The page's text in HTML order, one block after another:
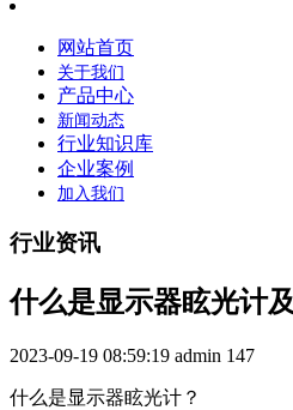
网站首页
关于我们
产品中心
新闻动态
行业知识库
企业案例
加入我们
行业资讯
什么是显示器眩光计
2023-09-19 08:59:19 admin 147
什么是显示器眩光计？